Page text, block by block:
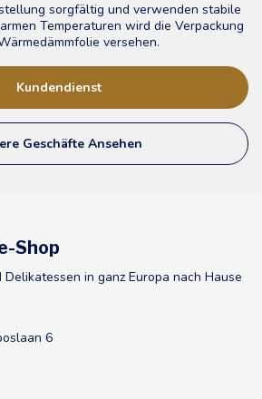
sorgfältig und verwenden stabile
Temperaturen wird die Verpackung
versehen.
Kundendienst
Geschäfte Ansehen
Shop
in ganz Europa nach Hause
6